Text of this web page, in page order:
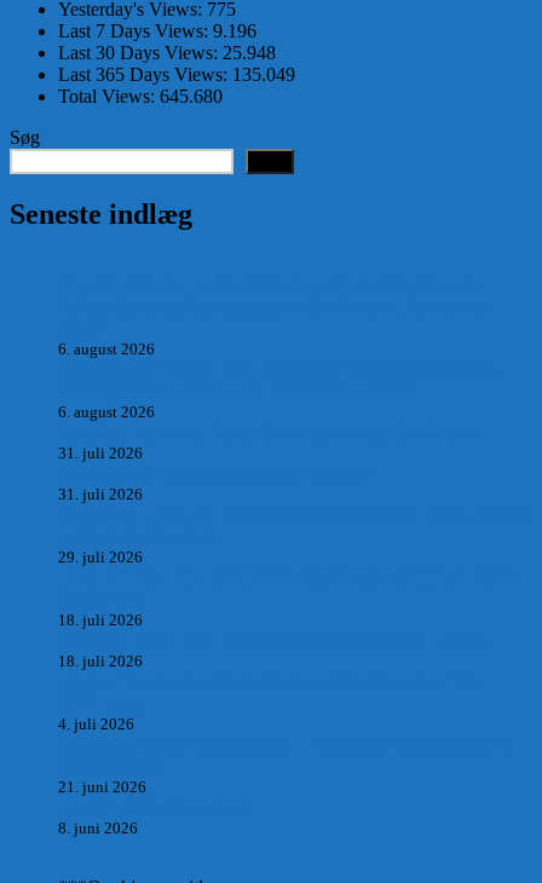
Yesterday's Views: 775
Last 7 Days Views: 9.196
Last 30 Days Views: 25.948
Last 365 Days Views: 135.049
Total Views: 645.680
Søg
Seneste indlæg
6. august 2026
6. august 2026
31. juli 2026
31. juli 2026
29. juli 2026
18. juli 2026
18. juli 2026
4. juli 2026
21. juni 2026
8. juni 2026